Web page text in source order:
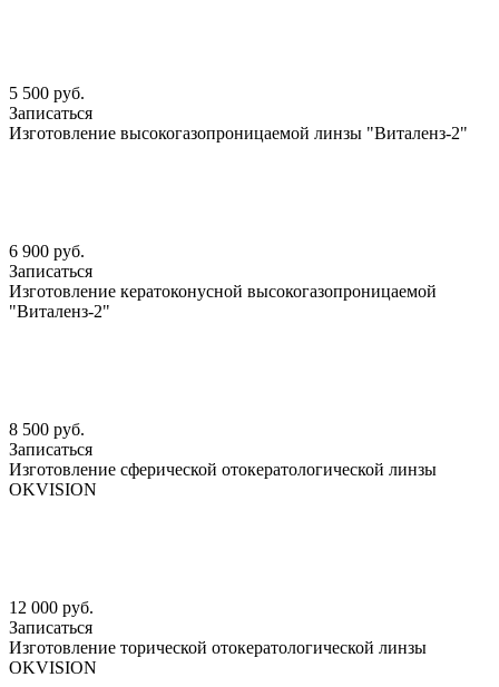
5 500 руб.
Записаться
Изготовление высокогазопроницаемой линзы "Виталенз-2"
6 900 руб.
Записаться
Изготовление кератоконусной высокогазопроницаемой
"Виталенз-2"
8 500 руб.
Записаться
Изготовление сферической отокератологической линзы
OKVISION
12 000 руб.
Записаться
Изготовление торической отокератологической линзы
OKVISION